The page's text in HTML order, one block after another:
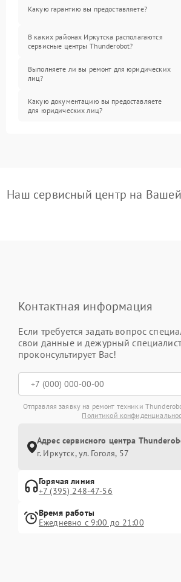
Какую гарантию вы предоставляете?
В каких районах Иркутска располагаются
сервисные центры Thunderobot?
Выполняете ли вы ремонт для юридических
лиц?
Какую документацию вы предоставляете
для юридических лиц?
Наш сервисный центр на
Контактная информация
Если требуется задать вопрос
свои данные и дежурный
проконсультирует Вас!
Отправляя заявку на ремонт техники
Политикой
Адрес сервисного центра
г. Иркутск, ул. ​Гоголя, 57
Горячая линия
+7 (395) 248-47-56
Время работы
Ежедневно с 9:00 до 21:00